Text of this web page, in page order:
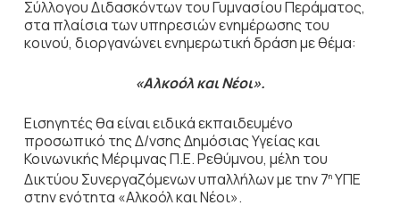
Σύλλογου Διδασκόντων του Γυμνασίου Περάματος,
στα πλαίσια των υπηρεσιών ενημέρωσης του
κοινού, διοργανώνει ενημερωτική δράση με θέμα:
«Αλκοόλ και Νέοι».
Εισηγητές θα είναι ειδικά εκπαιδευμένο
προσωπικό της Δ/νσης Δημόσιας Υγείας και
Κοινωνικής Μέριμνας Π.Ε. Ρεθύμνου, μέλη του
Δικτύου Συνεργαζόμενων υπαλλήλων με την 7ηΥΠΕ
στην ενότητα «Αλκοόλ και Νέοι».